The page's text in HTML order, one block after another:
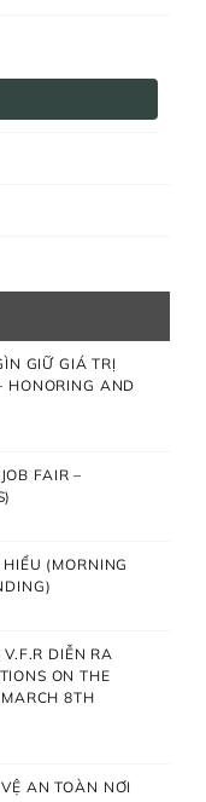
GIỮ GIÁ TRỊ
HONORING AND
FAIR –
(MORNING
DIỄN RA
ON THE
8TH
AN TOÀN NƠI